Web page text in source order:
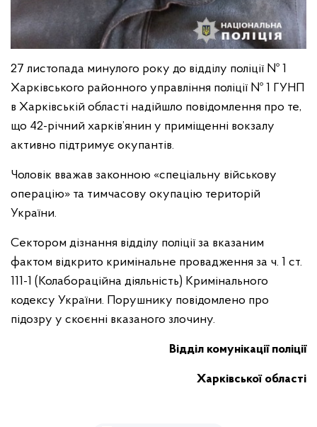
27 листопада минулого року до відділу поліції № 1
Харківського районного управління поліції № 1 ГУНП
в Харківській області надійшло повідомлення про те,
що 42-річний харків’янин у приміщенні вокзалу
активно підтримує окупантів.
Чоловік вважав законною «спеціальну військову
операцію» та тимчасову окупацію територій
України.
Сектором дізнання відділу поліції за вказаним
фактом відкрито кримінальне провадження за ч. 1 ст.
111-1 (Колабораційна діяльність) Кримінального
кодексу України. Порушнику повідомлено про
підозру у скоєнні вказаного злочину.
Відділ комунікації поліції
Харківської області